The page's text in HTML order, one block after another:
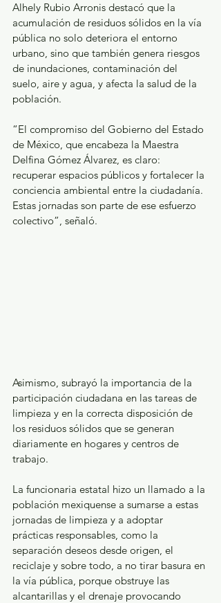
Alhely Rubio Arronis destacó que la
acumulación de residuos sólidos en la vía
pública no solo deteriora el entorno
urbano, sino que también genera riesgos
de inundaciones, contaminación del
suelo, aire y agua, y afecta la salud de la
población.
“El compromiso del Gobierno del Estado
de México, que encabeza la Maestra
Delfina Gómez Álvarez, es claro:
recuperar espacios públicos y fortalecer la
conciencia ambiental entre la ciudadanía.
Estas jornadas son parte de ese esfuerzo
colectivo”, señaló.
Asimismo, subrayó la importancia de la
participación ciudadana en las tareas de
limpieza y en la correcta disposición de
los residuos sólidos que se generan
diariamente en hogares y centros de
trabajo.
La funcionaria estatal hizo un llamado a la
población mexiquense a sumarse a estas
jornadas de limpieza y a adoptar
prácticas responsables, como la
separación deseos desde origen, el
reciclaje y sobre todo, a no tirar basura en
la vía pública, porque obstruye las
alcantarillas y el drenaje provocando